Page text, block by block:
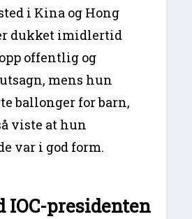
i Kina og Hong
dukket imidlertid
offentlig og
mens hun
ballonger for barn,
viste at hun
var i god form.
IOC-presidenten